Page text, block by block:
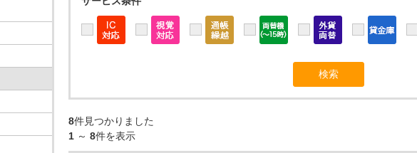
8件見つかりました
1 ～ 8件を表示